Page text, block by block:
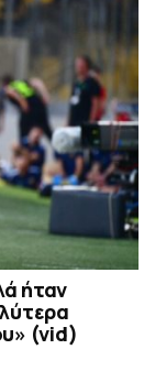
ήταν
(vid)